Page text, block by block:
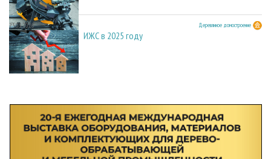
23.03.2026 Деревянное домостроение
ИЖС в 2025 году